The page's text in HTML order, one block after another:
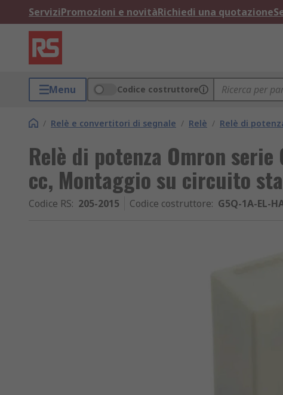
ServiziPromozioni e novitàRichiedi una quotazione
Menu Codice costruttore
/ Relè e convertitori di segnale / Relè / Relè di
Relè di potenza Omron serie
cc, Montaggio su circuito
Codice RS: 205-2015 Codice costruttore: G5Q-1A-EL-